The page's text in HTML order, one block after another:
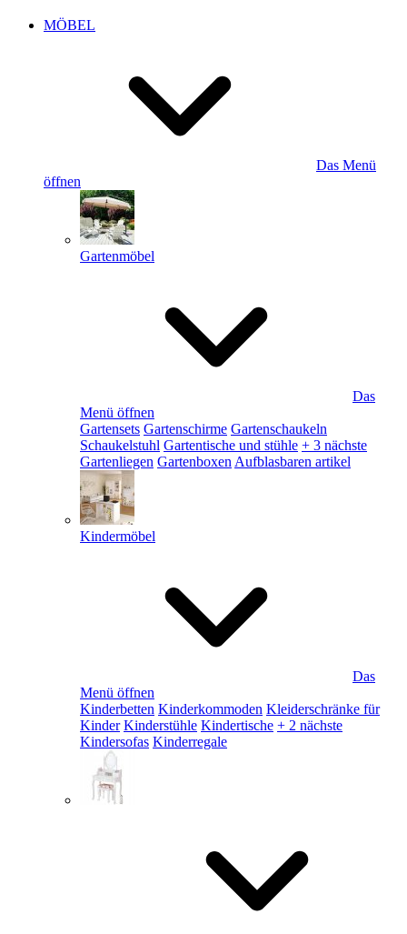
MÖBEL
Das Menü
öffnen
Gartenmöbel
Das
Menü öffnen
Gartensets Gartenschirme Gartenschaukeln
Schaukelstuhl Gartentische und stühle + 3 nächste
Gartenliegen Gartenboxen Aufblasbaren artikel
Kindermöbel
Das
Menü öffnen
Kinderbetten Kinderkommoden Kleiderschränke für
Kinder Kinderstühle Kindertische + 2 nächste
Kindersofas Kinderregale